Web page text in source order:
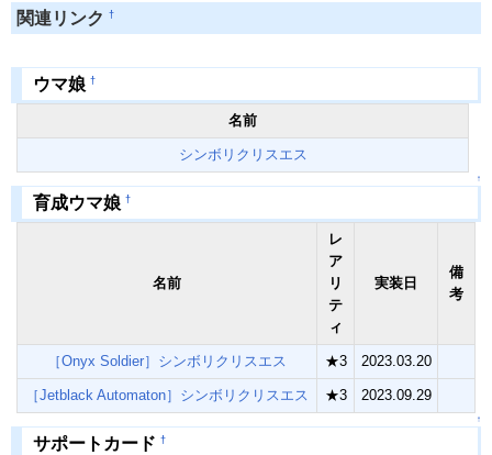
関連リンク †
ウマ娘 †
名前
シンボリクリスエス
↑
育成ウマ娘 †
名前
レ
ア
リ
テ
ィ
実装日
備
考
［Onyx Soldier］シンボリクリスエス ★3 2023.03.20
［Jetblack Automaton］シンボリクリスエス ★3 2023.09.29
↑
サポートカード †